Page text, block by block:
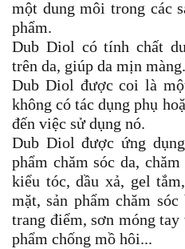
một dung môi trong các
phẩm.
Dub Diol có tính chất
trên da, giúp da mịn màng.
Dub Diol được coi là
không có tác dụng phụ
đến việc sử dụng nó.
Dub Diol được ứng
phẩm chăm sóc da,
kiểu tóc, dầu xả, gel
mặt, sản phẩm chăm
trang điểm, sơn móng tay
phẩm chống mồ hôi...